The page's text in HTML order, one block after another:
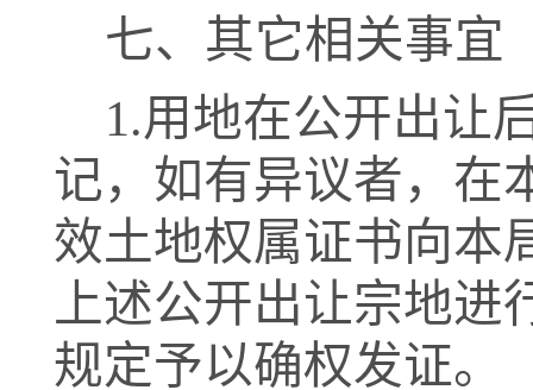
七、其它相关事宜
1.用地在公开出让
记，如有异议者，在
效土地权属证书向本
上述公开出让宗地
规定予以确权发证。